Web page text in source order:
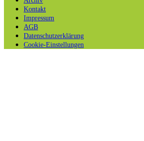
Kontakt
Impressum
AGB
Datenschutzerklärung
Cookie-Einstellungen